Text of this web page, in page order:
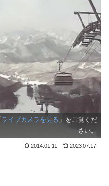
ライブカメラを見る 」をご覧くだ
さい。
2014.01.11 2023.07.17